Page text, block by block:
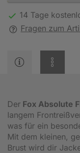
14 Tage
Fragen zum
Der Fox Absolute
langem
was für ein
Mit dem kleinen,
Brust wird dir